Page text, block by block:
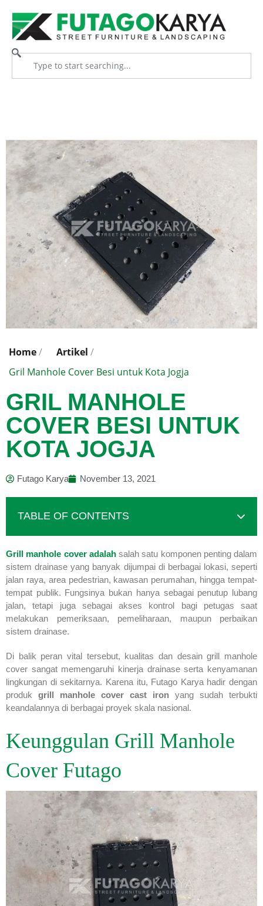
Home/ Artikel /
Gril Manhole Cover Besi untuk Kota Jogja
GRIL MANHOLE
COVER BESI UNTUK
KOTA JOGJA
Futago Karya November 13, 2021
TABLE OF CONTENTS
Grill manhole cover adalahsalah satu komponen penting dalam
sistem drainase yang banyak dijumpai di berbagai lokasi, seperti
jalan raya, area pedestrian, kawasan perumahan, hingga tempat-
tempat publik. Fungsinya bukan hanya sebagai penutup lubang
jalan, tetapi juga sebagai akses kontrol bagi petugas saat
melakukan pemeriksaan, pemeliharaan, maupun perbaikan
sistem drainase.
Di balik peran vital tersebut, kualitas dan desain grill manhole
cover sangat memengaruhi kinerja drainase serta kenyamanan
lingkungan di sekitarnya. Karena itu, Futago Karya hadir dengan
produk grill manhole cover cast iron yang sudah terbukti
keandalannya di berbagai proyek skala nasional.
Keunggulan Grill Manhole
Cover Futago